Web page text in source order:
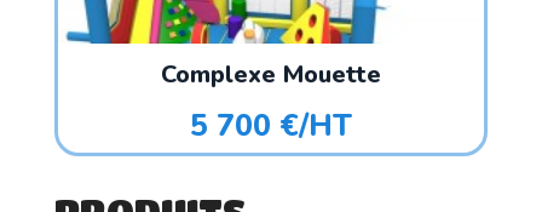
Complexe Mouette
5 700 €/HT